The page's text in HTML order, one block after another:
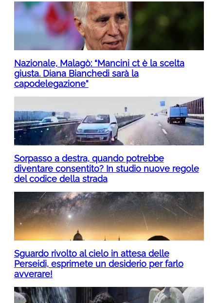
Nazionale, Malagò: “Mancini ct è la scelta
giusta. Diana Bianchedi sarà la
capodelegazione”
Sorpasso a destra, quando potrebbe
diventare consentito? In studio nuove regole
del codice della strada
Sguardo rivolto al cielo in attesa delle
Perseidi, esprimete un desiderio per farlo
avverare!